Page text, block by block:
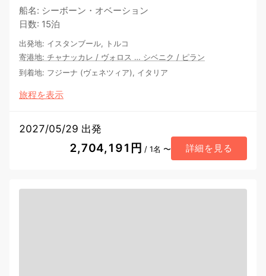
船名: シーボーン・オベーション
日数: 15泊
出発地: イスタンブール, トルコ
寄港地: チャナッカレ / ヴォロス … シベニク / ピラン
到着地: フジーナ (ヴェネツィア), イタリア
旅程を表示
2027/05/29 出発
2,704,191円 / 1名 〜 詳細を見る